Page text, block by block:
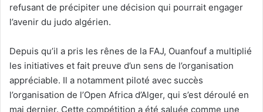
refusant de précipiter une décision qui pourrait engager
l’avenir du judo algérien.
Depuis qu’il a pris les rênes de la FAJ, Ouanfouf a multiplié
les initiatives et fait preuve d’un sens de l’organisation
appréciable. Il a notamment piloté avec succès
l’organisation de l’Open Africa d’Alger, qui s’est déroulé en
mai dernier. Cette compétition a été saluée comme une